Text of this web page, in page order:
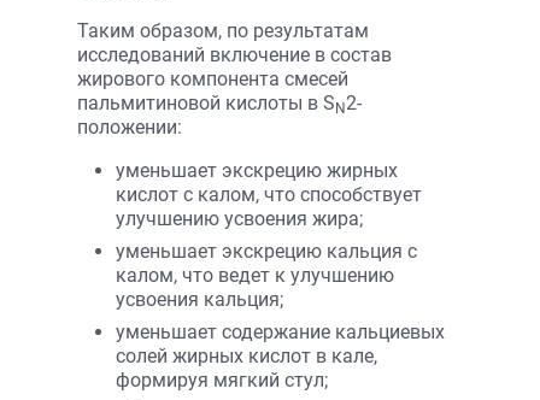
Таким образом, по результатам
исследований включение в состав
жирового компонента смесей
пальмитиновой кислоты в S N 2-
положении:
уменьшает экскрецию жирных
кислот с калом, что способствует
улучшению усвоения жира;
уменьшает экскрецию кальция с
калом, что ведет к улучшению
усвоения кальция;
уменьшает содержание кальциевых
солей жирных кислот в кале,
формируя мягкий стул;